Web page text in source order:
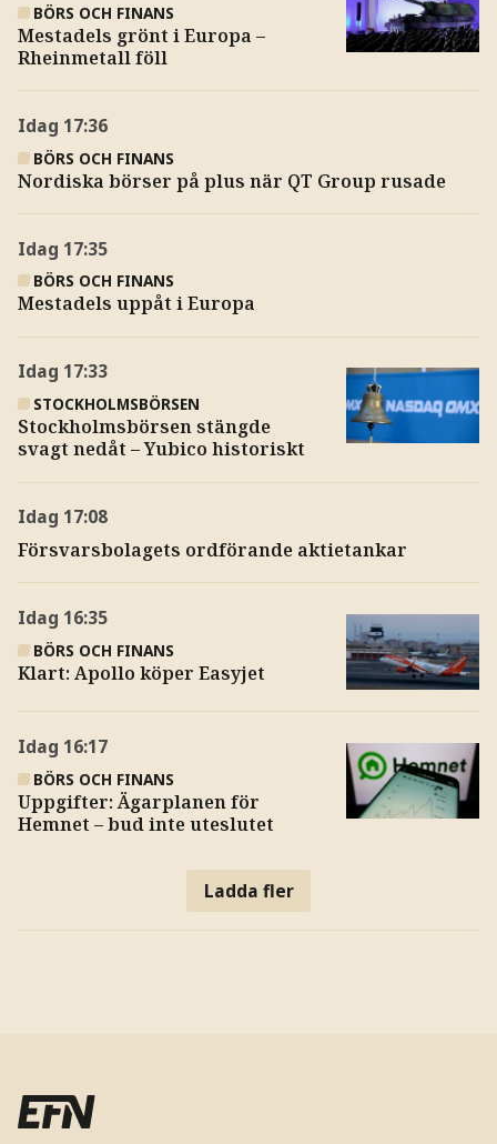
BÖRS OCH FINANS
Mestadels grönt i Europa –
Rheinmetall föll
Idag 17:36
BÖRS OCH FINANS
Nordiska börser på plus när QT Group rusade
Idag 17:35
BÖRS OCH FINANS
Mestadels uppåt i Europa
Idag 17:33
STOCKHOLMSBÖRSEN
Stockholmsbörsen stängde
svagt nedåt – Yubico historiskt
Idag 17:08
Försvarsbolagets ordförande aktietankar
Idag 16:35
BÖRS OCH FINANS
Klart: Apollo köper Easyjet
Idag 16:17
BÖRS OCH FINANS
Uppgifter: Ägarplanen för
Hemnet – bud inte uteslutet
Ladda fler